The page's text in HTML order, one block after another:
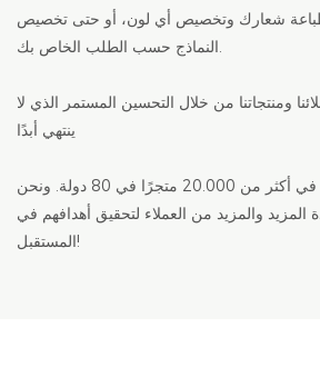
طباعة شعارك وتخصيص أي لون، أو حتى تخصيص
النماذج حسب الطلب الخاص بك.
ومنتجاتنا من خلال التحسين المستمر الذي لا
اليوم، تتوفر زجاجاتنا في أكثر من 20.000 متجرًا في 80 دولة. ونحن
المزيد والمزيد من العملاء لتحقيق أهدافهم في
المستقبل!